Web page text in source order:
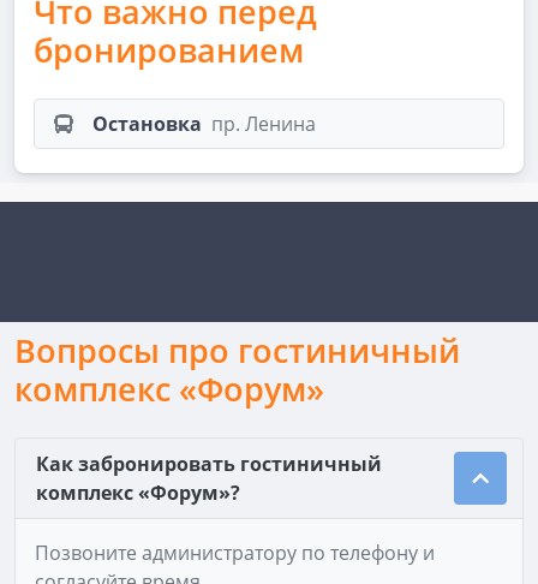
Что важно перед
бронированием
Остановка пр. Ленина
Вопросы про гостиничный
комплекс «Форум»
Как забронировать гостиничный
комплекс «Форум»?
Позвоните администратору по телефону и